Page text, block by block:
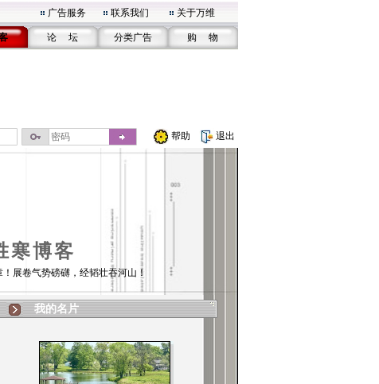
广告服务 联系我们 关于万维
论 坛 分类广告 购 物
帮助 退出
寒博客
展卷气势磅礴，经韬壮吞河山！
我的名片